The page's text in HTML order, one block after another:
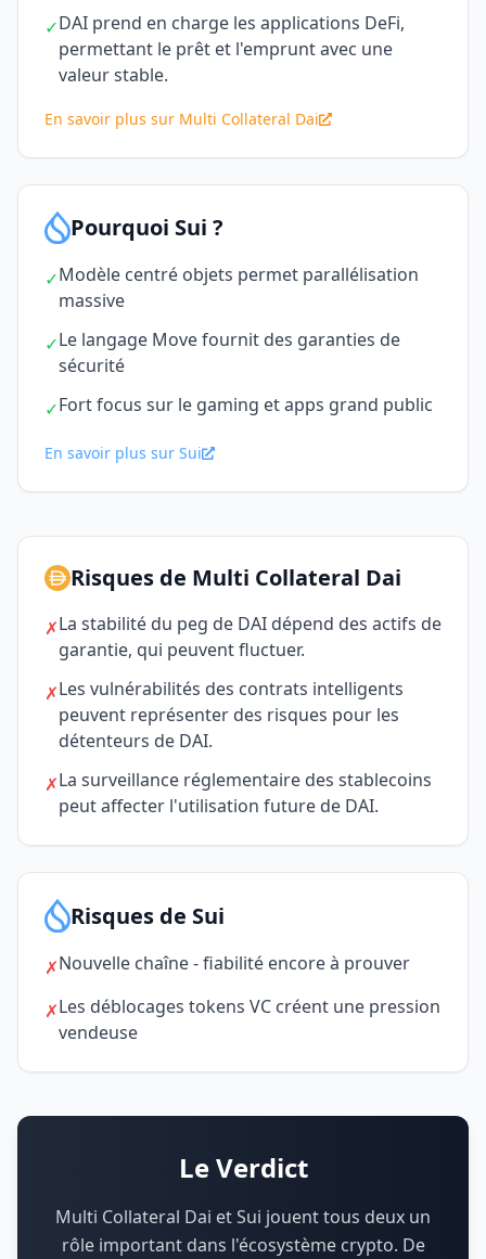
✓DAI prend en charge les applications DeFi,
permettant le prêt et l'emprunt avec une
valeur stable.
En savoir plus sur Multi Collateral Dai
Pourquoi Sui ?
✓Modèle centré objets permet parallélisation
massive
✓Le langage Move fournit des garanties de
sécurité
✓Fort focus sur le gaming et apps grand public
En savoir plus sur Sui
Risques de Multi Collateral Dai
✗La stabilité du peg de DAI dépend des actifs de
garantie, qui peuvent fluctuer.
✗Les vulnérabilités des contrats intelligents
peuvent représenter des risques pour les
détenteurs de DAI.
✗La surveillance réglementaire des stablecoins
peut affecter l'utilisation future de DAI.
Risques de Sui
✗Nouvelle chaîne - fiabilité encore à prouver
✗Les déblocages tokens VC créent une pression
vendeuse
Le Verdict
Multi Collateral Dai et Sui jouent tous deux un
rôle important dans l'écosystème crypto. De